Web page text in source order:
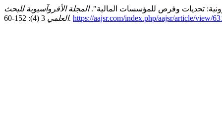
المجلة الأفروآسيوية للبحث
العلمي3 (4): 152-60. https://aajsr.com/index.php/aajsr/article/view/